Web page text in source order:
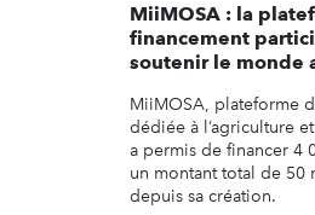
MiiMOSA : la
financement
soutenir le monde
MiiMOSA, plateforme
dédiée à l’agriculture
a permis de financer 4
un montant total de 50
depuis sa création.